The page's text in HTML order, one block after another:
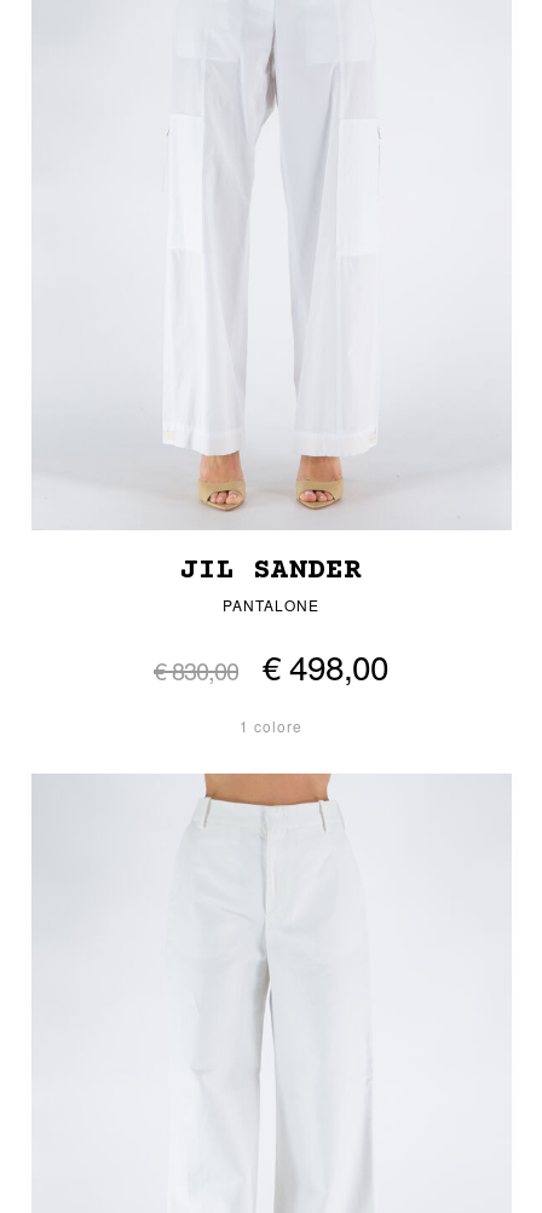
JIL SANDER
PANTALONE
€ 830,00 € 498,00
1 colore